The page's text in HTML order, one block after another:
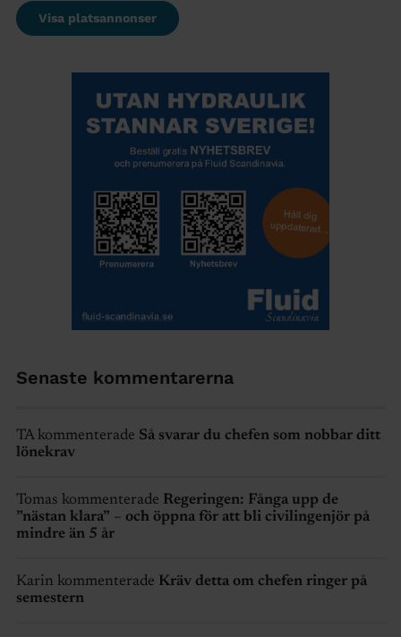
Visa platsannonser
Senaste kommentarerna
TA kommenterade Så svarar du chefen som nobbar ditt
lönekrav
Tomas kommenterade Regeringen: Fånga upp de
”nästan klara” – och öppna för att bli civilingenjör på
mindre än 5 år
Karin kommenterade Kräv detta om chefen ringer på
semestern